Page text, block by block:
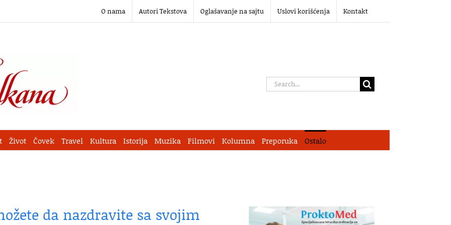
O nama Autori Tekstova Oglašavanje na sajtu Uslovi korišćenja Kontakt
Search
Život Čovek Travel Kultura Istorija Muzika Filmovi Kolumna Preporuka Ostalo
da nazdravite sa svojim